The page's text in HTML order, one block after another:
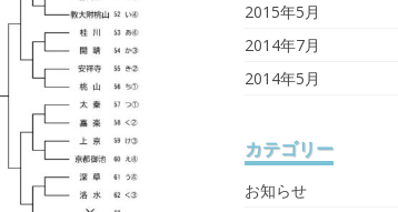
2015年5月
2014年7月
2014年5月
カテゴリー
お知らせ